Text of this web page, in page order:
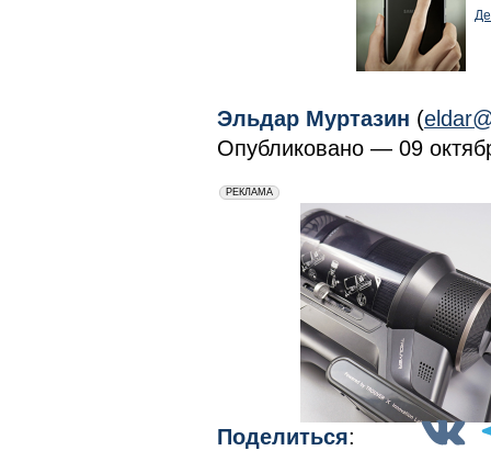
Эльдар Муртазин (
Опубликовано — 09
erid: 2VfnxxmNzs5
РЕКЛАМА
Поделиться: